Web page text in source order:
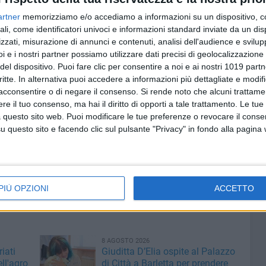
memorizziamo e/o accediamo a informazioni su un dispositivo,
come identificatori univoci e informazioni standard inviate da un
misurazione di annunci e contenuti, analisi dell'audience e
e i nostri partner possiamo utilizzare dati precisi di
dispositivo. Puoi fare clic per consentire a noi e ai nostri 1019
In alternativa puoi accedere a informazioni più dettagliate e
o di negare il consenso. Si rende noto che alcuni
il tuo consenso, ma hai il diritto di opporti a tale trattamento. Le
sito web. Puoi modificare le tue preferenze o revocare il
questo sito e facendo clic sul pulsante "Privacy" in fondo alla pagina
OPZIONI ACCETTO
della Salute del 2019 emerge infatti che solo il
ed il 34,7% degli incarichi in struttura semplice sono
sia superiore a quello dei medici uomini.
nel 2021 il 54% dei professionisti con meno di 65
considerando la fascia d'età tra i 40 e i 44 anni.
che, tuttavia, non è accompagnata da un
vada di pari passo: l'88% delle dottoresse che hanno
medico possano subire discriminazioni sul luogo di
un trattamento differente perché donna. Un dato
per i quali «l'uomo è sempre professore e la
più frequenti emersi dal sondaggio.
su AndriaViva
8 AGOSTO 2026
Giuditta D’Elia ospite al Palazzo
di Città a Barletta per prendere